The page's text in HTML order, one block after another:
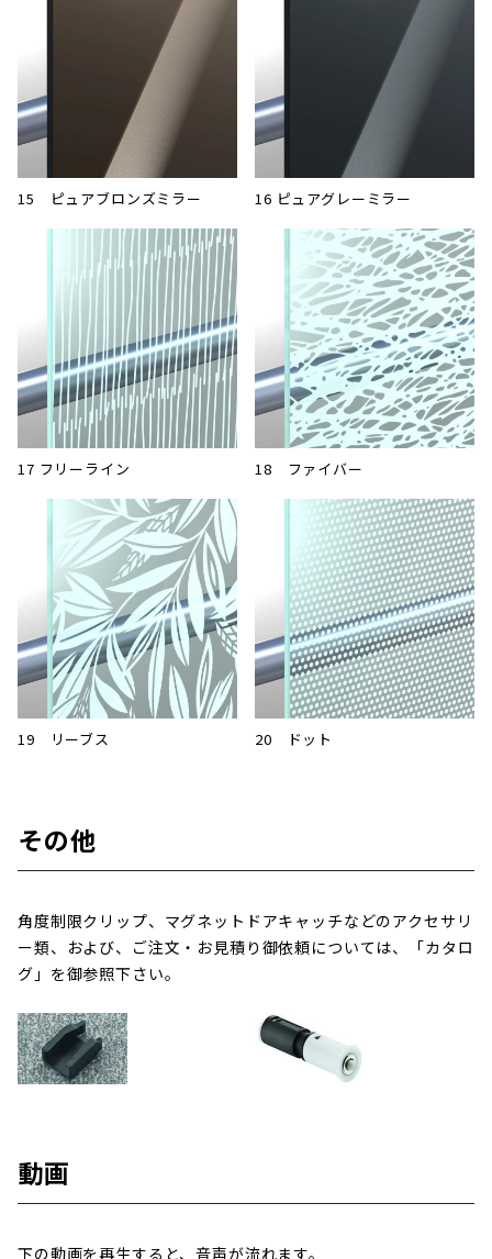
15 ピュアブロンズミラー 16 ピュアグレーミラー
17 フリーライン 18 ファイバー
19 リーブス 20 ドット
その他
角度制限クリップ、マグネットドアキャッチなどのアクセサリ
ー類、および、ご注文・お見積り御依頼については、「カタロ
グ」を御参照下さい。
動画
下の動画を再生すると、音声が流れます。